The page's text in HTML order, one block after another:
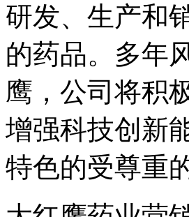
研发、生产和
的药品。多年
鹰，公司将积
增强科技创新
特色的受尊重